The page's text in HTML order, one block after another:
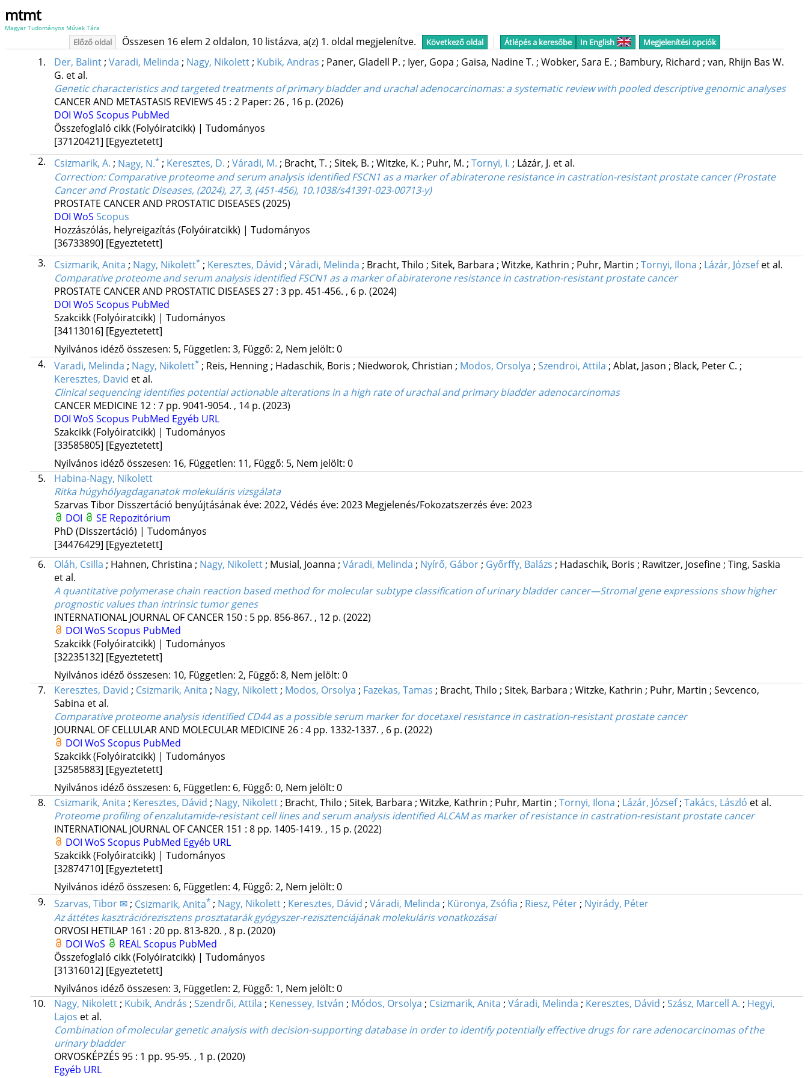
mtmt
Magyar Tudományos Művek Tára
Előző oldal Összesen 16 elem 2 oldalon, 10 listázva, a(z) 1. oldal megjelenítve. Következő oldal Átlépés a keresőbe In English Megjelenítési opciók
1. Der, Balint; Varadi, Melinda ; Nagy, Nikolett; Kubik, Andras ; Paner, Gladell P. ; Iyer, Gopa ; Gaisa, Nadine T. ; Wobker, Sara E. ; Bambury, Richard ; van, Rhijn Bas W.
G. et al.
Genetic characteristics and targeted treatments of primary bladder and urachal adenocarcinomas: a systematic review with pooled descriptive genomic analyses
CANCER AND METASTASIS REVIEWS 45: 2 Paper: 26 , 16 p. (2026)
DOI WoS Scopus PubMed
Összefoglaló cikk (Folyóiratcikk) | Tudományos
[37120421] [Egyeztetett]
2.
Csizmarik, A. ; Nagy, N.* ; Keresztes, D. ; Váradi, M. ; Bracht, T. ; Sitek, B. ; Witzke, K. ; Puhr, M. ; Tornyi, I. ; Lázár, J. et al.
Correction: Comparative proteome and serum analysis identified FSCN1 as a marker of abiraterone resistance in castration-resistant prostate cancer (Prostate
Cancer and Prostatic Diseases, (2024), 27, 3, (451-456), 10.1038/s41391-023-00713-y)
PROSTATE CANCER AND PROSTATIC DISEASES (2025)
DOI WoS Scopus
Hozzászólás, helyreigazítás (Folyóiratcikk) | Tudományos
[36733890] [Egyeztetett]
3.
Csizmarik, Anita ; Nagy, Nikolett* ; Keresztes, Dávid ; Váradi, Melinda ; Bracht, Thilo ; Sitek, Barbara ; Witzke, Kathrin ; Puhr, Martin ; Tornyi, Ilona ; Lázár, József et al.
Comparative proteome and serum analysis identified FSCN1 as a marker of abiraterone resistance in castration-resistant prostate cancer
PROSTATE CANCER AND PROSTATIC DISEASES 27: 3 pp. 451-456. , 6 p. (2024)
DOI WoS Scopus PubMed
Szakcikk (Folyóiratcikk) | Tudományos
[34113016] [Egyeztetett]
Nyilvános idéző összesen: 5, Független: 3, Függő: 2, Nem jelölt: 0
4.
Varadi, Melinda ; Nagy, Nikolett* ; Reis, Henning; Hadaschik, Boris ; Niedworok, Christian ; Modos, Orsolya ; Szendroi, Attila ; Ablat, Jason ; Black, Peter C. ;
Keresztes, David et al.
Clinical sequencing identifies potential actionable alterations in a high rate of urachal and primary bladder adenocarcinomas
CANCER MEDICINE 12: 7 pp. 9041-9054. , 14 p. (2023)
DOI WoS Scopus PubMed Egyéb URL
Szakcikk (Folyóiratcikk) | Tudományos
[33585805] [Egyeztetett]
Nyilvános idéző összesen: 16, Független: 11, Függő: 5, Nem jelölt: 0
5.
Habina-Nagy, Nikolett
Ritka húgyhólyagdaganatok molekuláris vizsgálata
Szarvas Tibor Disszertáció benyújtásának éve: 2022, Védés éve: 2023 Megjelenés/Fokozatszerzés éve: 2023
DOI
SE Repozitórium
PhD (Disszertáció) | Tudományos
[34476429] [Egyeztetett]
6.
Oláh, Csilla ; Hahnen, Christina ; Nagy, Nikolett; Musial, Joanna ; Váradi, Melinda ; Nyírő, Gábor; Győrffy, Balázs ; Hadaschik, Boris ; Rawitzer, Josefine; Ting, Saskia
et al.
A quantitative polymerase chain reaction based method for molecular subtype classification of urinary bladder cancer—Stromal gene expressions show higher
prognostic values than intrinsic tumor genes
INTERNATIONAL JOURNAL OF CANCER 150: 5 pp. 856-867. , 12 p. (2022)
DOI WoS Scopus PubMed
Szakcikk (Folyóiratcikk) | Tudományos
[32235132] [Egyeztetett]
Nyilvános idéző összesen: 10, Független: 2, Függő: 8, Nem jelölt: 0
7.
Keresztes, David ; Csizmarik, Anita ; Nagy, Nikolett; Modos, Orsolya ; Fazekas, Tamas ; Bracht, Thilo ; Sitek, Barbara ; Witzke, Kathrin ; Puhr, Martin ; Sevcenco,
Sabina et al.
Comparative proteome analysis identified CD44 as a possible serum marker for docetaxel resistance in castration-resistant prostate cancer
JOURNAL OF CELLULAR AND MOLECULAR MEDICINE 26: 4 pp. 1332-1337. , 6 p. (2022)
DOI WoS Scopus PubMed
Szakcikk (Folyóiratcikk) | Tudományos
[32585883] [Egyeztetett]
Nyilvános idéző összesen: 6, Független: 6, Függő: 0, Nem jelölt: 0
8.
Csizmarik, Anita ; Keresztes, Dávid ; Nagy, Nikolett; Bracht, Thilo ; Sitek, Barbara ; Witzke, Kathrin ; Puhr, Martin ; Tornyi, Ilona ; Lázár, József; Takács, László et al.
Proteome profiling of enzalutamide-resistant cell lines and serum analysis identified ALCAM as marker of resistance in castration-resistant prostate cancer
INTERNATIONAL JOURNAL OF CANCER 151 : 8 pp. 1405-1419. , 15 p. (2022)
DOI WoS Scopus PubMed Egyéb URL
Szakcikk (Folyóiratcikk) | Tudományos
[32874710] [Egyeztetett]
Nyilvános idéző összesen: 6, Független: 4, Függő: 2, Nem jelölt: 0
9.
Szarvas, Tibor ✉; Csizmarik, Anita* ; Nagy, Nikolett; Keresztes, Dávid ; Váradi, Melinda ; Küronya, Zsófia ; Riesz, Péter; Nyirády, Péter
Az áttétes kasztrációrezisztens prosztatarák gyógyszer-rezisztenciájának molekuláris vonatkozásai
ORVOSI HETILAP 161 : 20 pp. 813-820. , 8 p. (2020)
DOI WoS REALScopus PubMed
Összefoglaló cikk (Folyóiratcikk) | Tudományos
[31316012] [Egyeztetett]
Nyilvános idéző összesen: 3, Független: 2, Függő: 1, Nem jelölt: 0
10.
Nagy, Nikolett ; Kubik, András ; Szendrői, Attila ; Kenessey, István ; Módos, Orsolya ; Csizmarik, Anita ; Váradi, Melinda ; Keresztes, Dávid ; Szász, Marcell A. ; Hegyi,
Lajos et al.
Combination of molecular genetic analysis with decision-supporting database in order to identify potentially effective drugs for rare adenocarcinomas of the
urinary bladder
ORVOSKÉPZÉS 95: 1 pp. 95-95. , 1 p. (2020)
Egyéb URL